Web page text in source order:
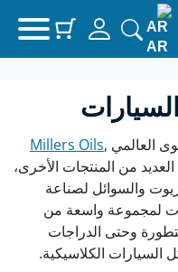
AR
العالمي Millers Oils,
من المنتجات الأخرى،
والسوائل لصناعة
لمجموعة واسعة من
وحتى الدراجات
السيارات الكلاسيكية.
0.00 جنيه إسترليني